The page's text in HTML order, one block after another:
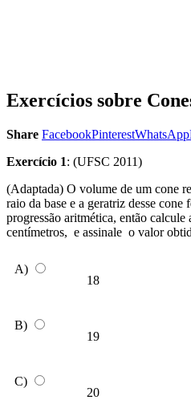
Exercícios sobre
Share FacebookPinterestWhatsApp
Exercício 1: (UFSC 2011)
(Adaptada) O volume de um cone
raio da base e a geratriz desse cone
progressão aritmética, então calcule
centímetros, e assinale o valor
A)
18
B)
19
C)
20